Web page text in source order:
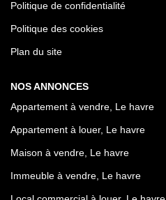
Politique de confidentialité
Politique des cookies
Plan du site
NOS ANNONCES
Appartement à vendre, Le havre
Appartement à louer, Le havre
Maison à vendre, Le havre
Immeuble à vendre, Le havre